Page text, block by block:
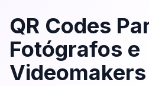
QR Codes
Fotógrafos e
Videomakers